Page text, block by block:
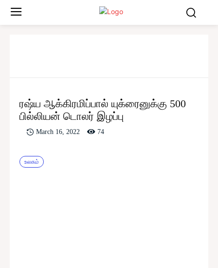
ரஷ்ய ஆக்கிரமிப்பால் யுக்ரைனுக்கு 500
பில்லியன் டொலர் இழப்பு
March 16, 2022 74
உலகம்